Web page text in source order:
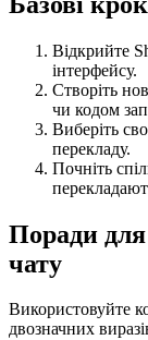
Відкрийте
інтерфейсу.
Створіть
чи кодом
Виберіть
перекладу.
Почніть
Поради для
чату
Використовуйте
двозначних